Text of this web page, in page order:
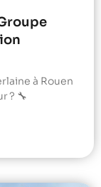
à Rouen
? 🔧